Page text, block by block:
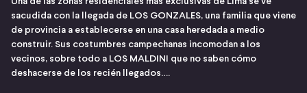
sacudida con la llegada de LOS GONZALES, una familia que viene
de provincia a establecerse en una casa heredada a medio
construir. Sus costumbres campechanas incomodan a los
vecinos, sobre todo a LOS MALDINI que no saben cómo
deshacerse de los recién llegados….